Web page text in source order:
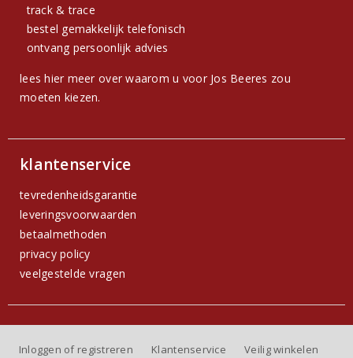
track & trace
bestel gemakkelijk telefonisch
ontvang persoonlijk advies
lees hier meer over waarom u voor Jos Beeres zou
moeten kiezen.
klantenservice
tevredenheidsgarantie
leveringsvoorwaarden
betaalmethoden
privacy policy
veelgestelde vragen
Inloggen of registreren Klantenservice
Veilig winkelen